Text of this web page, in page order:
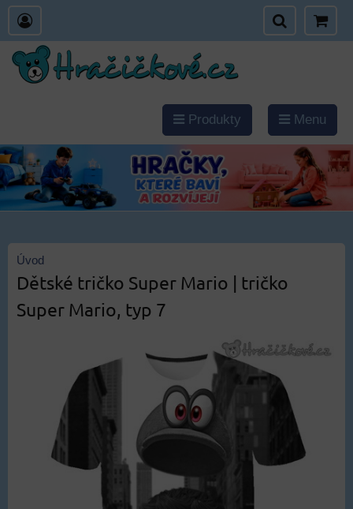
Produkty Menu
Úvod
Dětské tričko Super Mario | tričko
Super Mario, typ 7